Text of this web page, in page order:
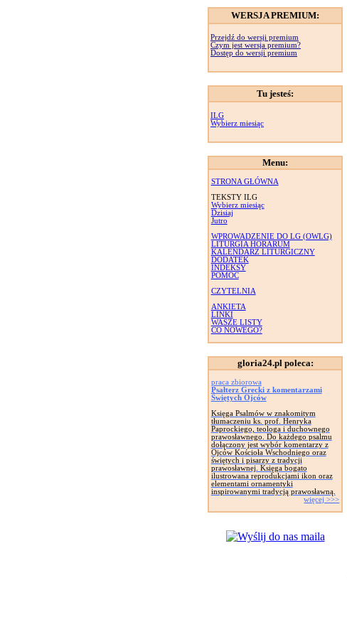
WERSJA PREMIUM:
Przejdź do wersji premium
Czym jest wersja premium?
Dostęp do wersji premium
Tu jesteś:
ILG
Wybierz miesiąc
Menu:
STRONA GŁÓWNA
TEKSTY ILG
Wybierz miesiąc
Dzisiaj
Jutro
WPROWADZENIE DO LG (OWLG)
LITURGIA HORARUM
KALENDARZ LITURGICZNY
DODATEK
INDEKSY
POMOC
CZYTELNIA
ANKIETA
LINKI
WASZE LISTY
CO NOWEGO?
gloria24.pl poleca:
praca zbiorowa
Psałterz Grecki z komentarzami
Świętych Ojców
Księga Psalmów w znakomitym
tłumaczeniu ks. prof. Henryka
Paprockiego, teologa i duchownego
prawosławnego. Do każdego psalmu
dołączony jest wybór komentarzy z
Ojców Kościoła Wschodniego oraz
świętych i pisarzy z tradycji
prawosławnej. Księga bogato
ilustrowana reprodukcjami ikon oraz
elementami ornamentyki
inspirowanymi tradycją prawosławną.
więcej >>>